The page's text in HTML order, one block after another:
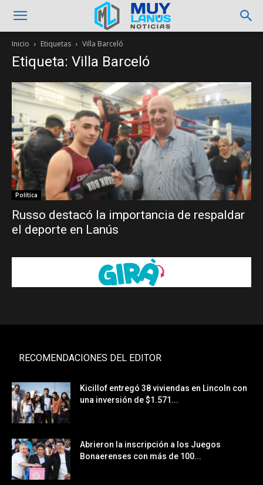
Inicio Etiquetas Villa Barceló
Etiqueta: Villa Barceló
Política
Russo destacó la importancia de respaldar
el deporte en Lanús
RECOMENDACIONES DEL EDITOR
Kicillof entregó 38 viviendas en Lincoln con
una inversión de $1.571...
Abrieron la inscripción a los Juegos
Bonaerenses con más de 100...